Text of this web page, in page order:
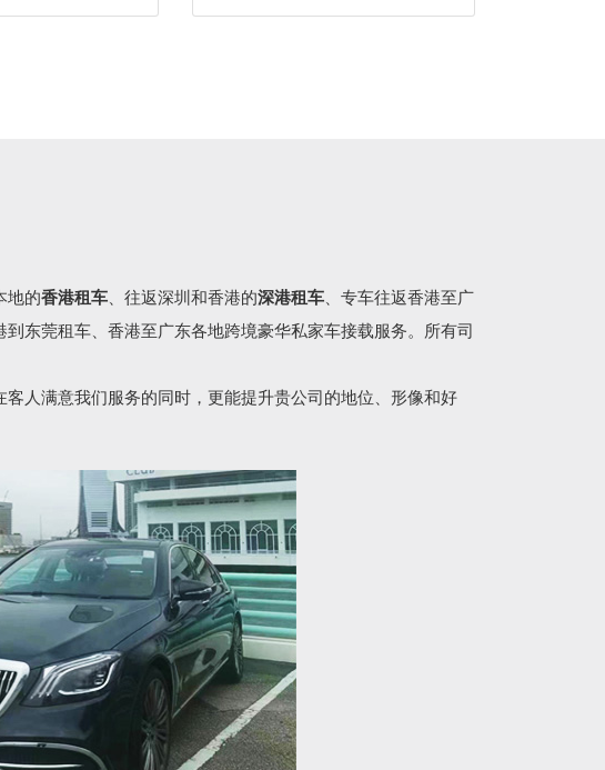
地的香港租车 、往返深圳和香港的深港租车 、专车往返香港至广
到东莞租车、香港至广东各地跨境豪华私家车接载服务。所有司
人满意我们服务的同时，更能提升贵公司的地位、形像和好